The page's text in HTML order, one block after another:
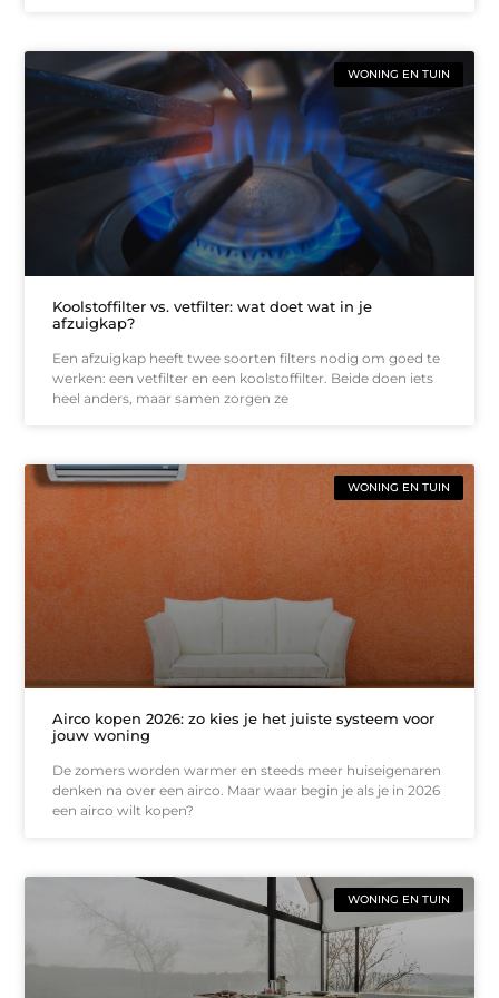
WONING EN TUIN
Koolstoffilter vs. vetfilter: wat doet wat in je
afzuigkap?
Een afzuigkap heeft twee soorten filters nodig om goed te
werken: een vetfilter en een koolstoffilter. Beide doen iets
heel anders, maar samen zorgen ze
WONING EN TUIN
Airco kopen 2026: zo kies je het juiste systeem voor
jouw woning
De zomers worden warmer en steeds meer huiseigenaren
denken na over een airco. Maar waar begin je als je in 2026
een airco wilt kopen?
WONING EN TUIN